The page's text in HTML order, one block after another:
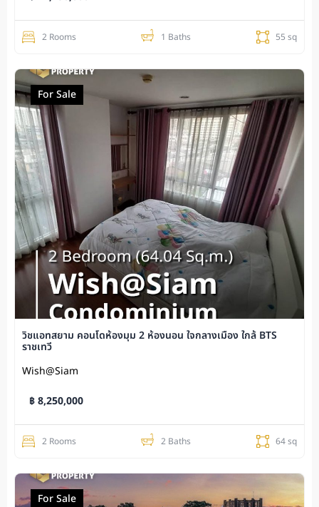
2 Rooms 1 Baths 55 sq
For Sale
วิชแอทสยาม คอนโดห้องมุม 2 ห้องนอน ใจกลางเมือง ใกล้ BTS
ราชเทวี
Wish@Siam
฿ 8,250,000
2 Rooms 2 Baths 64 sq
For Sale